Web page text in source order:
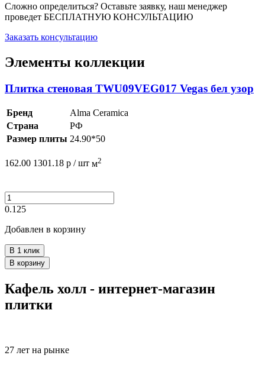
Сложно определиться? Оставьте заявку, наш менеджер
проведет БЕСПЛАТНУЮ КОНСУЛЬТАЦИЮ
Заказать консультацию
Элементы коллекции
Плитка стеновая TWU09VEG017 Vegas бел узор
Бренд
Alma Ceramica
Страна
РФ
Размер плиты 24.90*50
162.00 1301.18 р / шт м2
0.125
Добавлен в корзину
В 1 клик
В корзину
Кафель холл - интернет-магазин
плитки
27 лет на рынке